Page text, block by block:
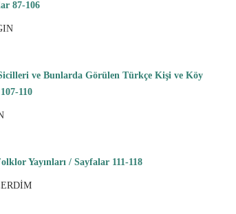
87-106
ve Bunlarda Görülen Türkçe Kişi ve Köy
110
Yayınları / Sayfalar 111-118